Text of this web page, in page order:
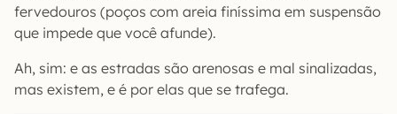
fervedouros (poços com areia finíssima em suspensão
que impede que você afunde).
Ah, sim: e as estradas são arenosas e mal sinalizadas,
mas existem, e é por elas que se trafega.